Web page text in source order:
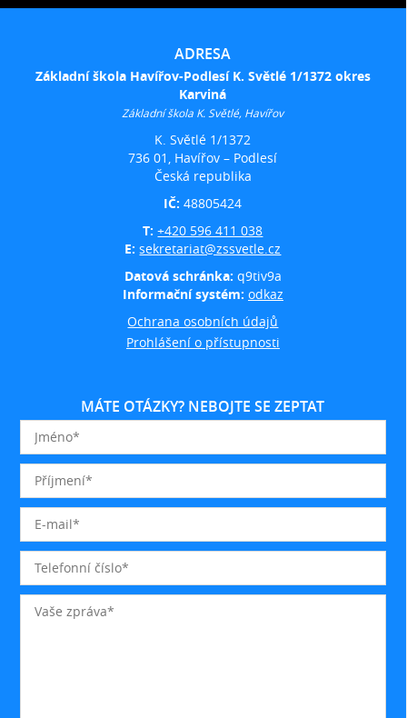
ADRESA
Základní škola Havířov-Podlesí K. Světlé 1/1372 okres
Karviná
Základní škola K. Světlé, Havířov
K. Světlé 1/1372
736 01, Havířov – Podlesí
Česká republika
IČ:48805424
T:+420 596 411 038
E:sekretariat@zssvetle.cz
Datová schránka: q9tiv9a
Informační systém: odkaz
Ochrana osobních údajů
Prohlášení o přístupnosti
MÁTE OTÁZKY? NEBOJTE SE ZEPTAT